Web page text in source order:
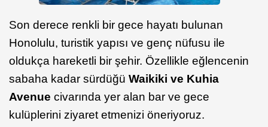
Son derece renkli bir gece hayatı bulunan
Honolulu, turistik yapısı ve genç nüfusu ile
oldukça hareketli bir şehir. Özellikle eğlencenin
sabaha kadar sürdüğü Waikiki ve Kuhia
Avenue civarında yer alan bar ve gece
kulüplerini ziyaret etmenizi öneriyoruz.